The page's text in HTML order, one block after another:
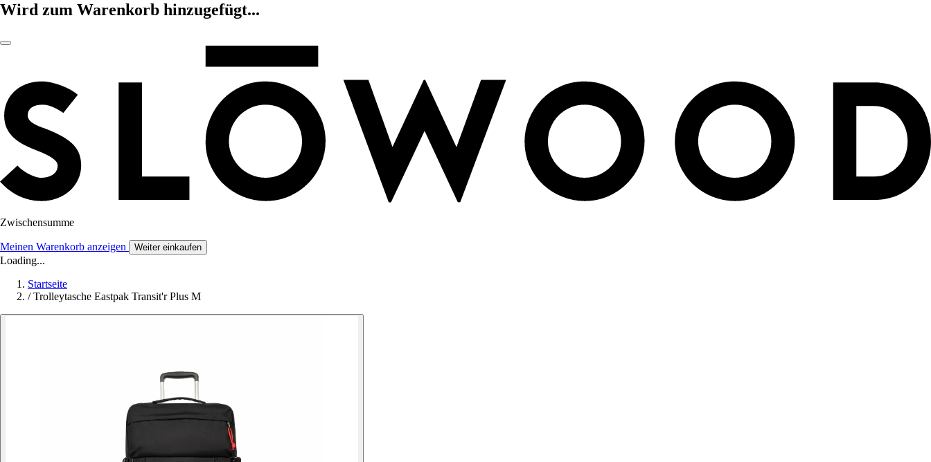
Wird zum Warenkorb hinzugefügt...
Zwischensumme
Meinen Warenkorb anzeigen Weiter einkaufen
Loading...
Startseite
/ Trolleytasche Eastpak Transit'r Plus M